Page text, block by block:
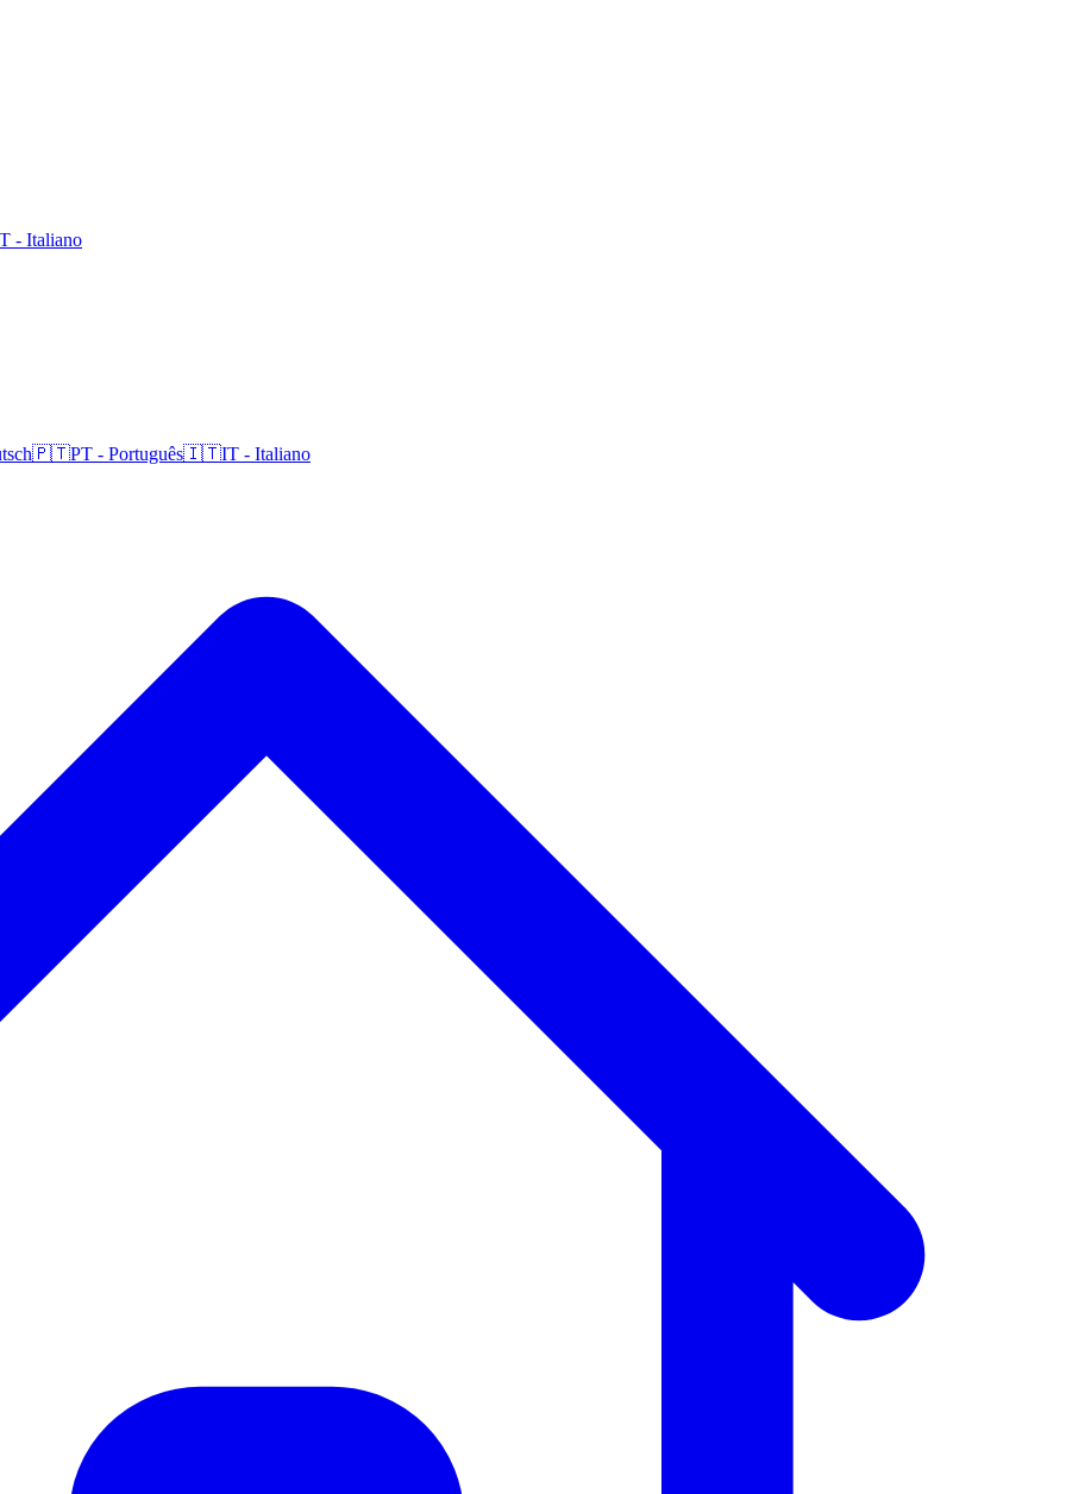
- Italiano
🇵🇹PT - Português🇮🇹IT - Italiano